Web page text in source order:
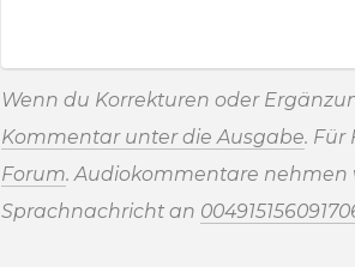
Wenn du Korrekturen oder
Kommentar unter die Ausgabe. Für
Forum. Audiokommentare nehmen
Sprachnachricht an